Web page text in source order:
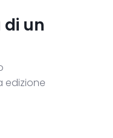
di un
edizione